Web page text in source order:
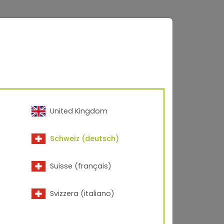
Karriere
United Kingdom
Schweiz (deutsch)
Suisse (français)
Svizzera (italiano)